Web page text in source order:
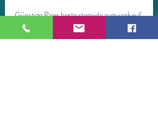
Günstige Preis beste steroide zum verkauf
muskelaufbau.<p>&nbsp;</p>